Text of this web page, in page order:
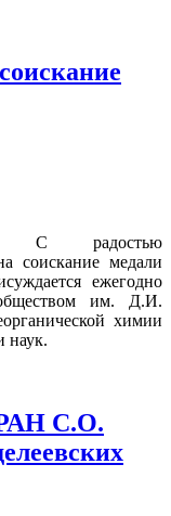
С радостью
соискание медали
ежегодно
им. Д.И.
химии
наук.
С.О.